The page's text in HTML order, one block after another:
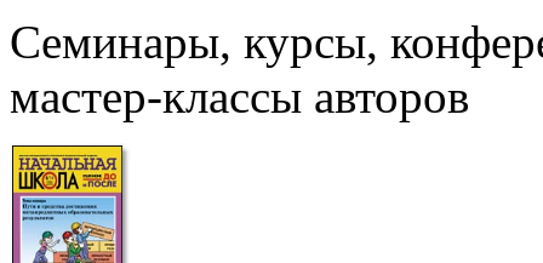
Семинары, курсы,
мастер-классы авторов